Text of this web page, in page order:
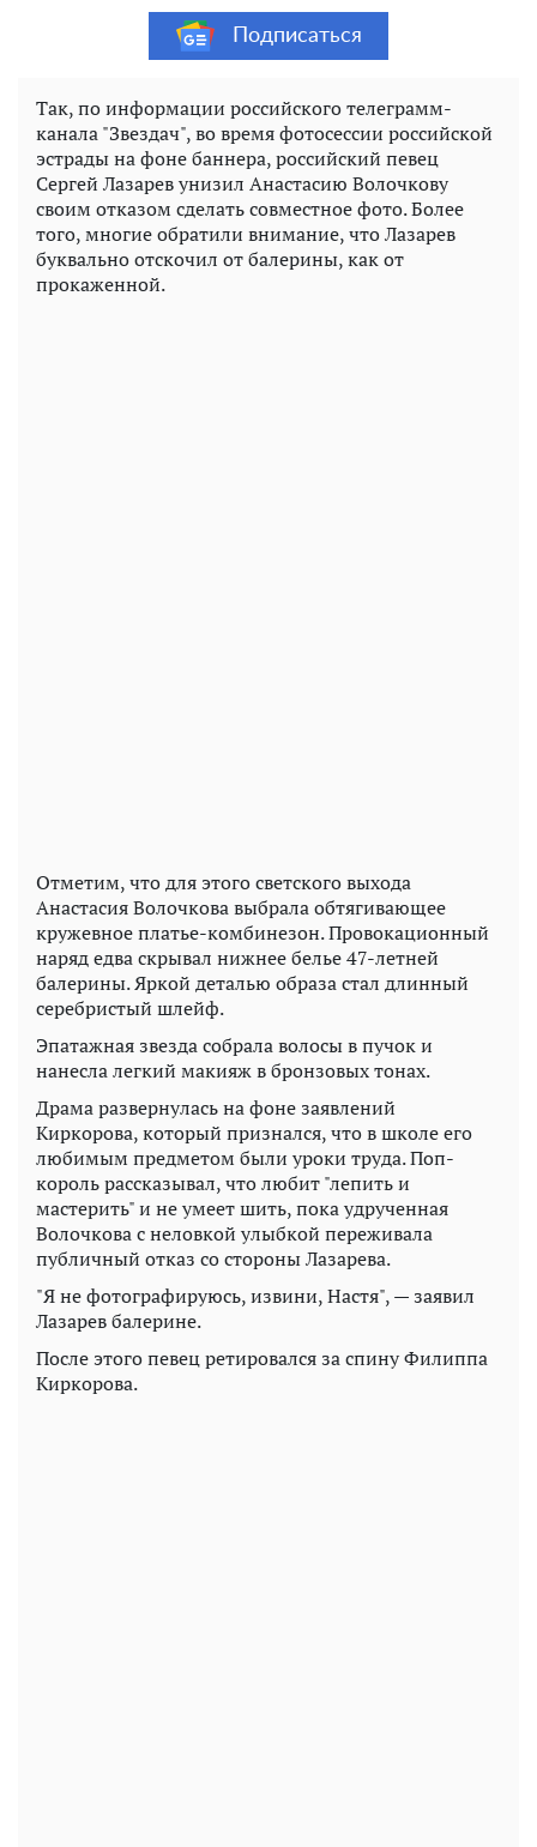
Подписаться
Так, по информации российского телеграмм-
канала "Звездач", во время фотосессии российской
эстрады на фоне баннера, российский певец
Сергей Лазарев унизил Анастасию Волочкову
своим отказом сделать совместное фото. Более
того, многие обратили внимание, что Лазарев
буквально отскочил от балерины, как от
прокаженной.
Отметим, что для этого светского выхода
Анастасия Волочкова выбрала обтягивающее
кружевное платье-комбинезон. Провокационный
наряд едва скрывал нижнее белье 47-летней
балерины. Яркой деталью образа стал длинный
серебристый шлейф.
Эпатажная звезда собрала волосы в пучок и
нанесла легкий макияж в бронзовых тонах.
Драма развернулась на фоне заявлений
Киркорова, который признался, что в школе его
любимым предметом были уроки труда. Поп-
король рассказывал, что любит "лепить и
мастерить" и не умеет шить, пока удрученная
Волочкова с неловкой улыбкой переживала
публичный отказ со стороны Лазарева.
"Я не фотографируюсь, извини, Настя", — заявил
Лазарев балерине.
После этого певец ретировался за спину Филиппа
Киркорова.